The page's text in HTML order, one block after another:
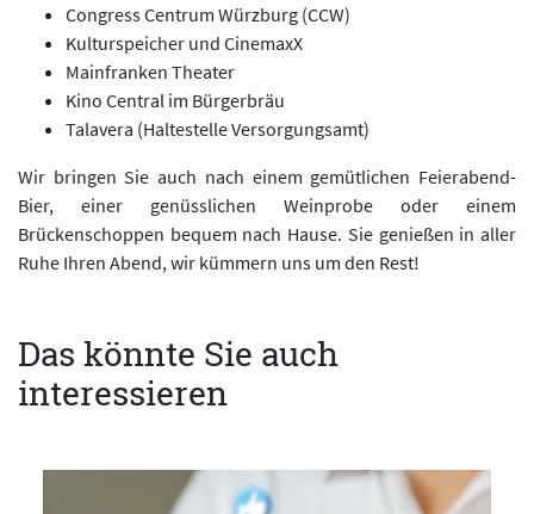
Congress Centrum Würzburg (CCW)
Kulturspeicher und CinemaxX
Mainfranken Theater
Kino Central im Bürgerbräu
Talavera (Haltestelle Versorgungsamt)
Wir bringen Sie auch nach einem gemütlichen Feierabend-
Bier, einer genüsslichen Weinprobe oder einem
Brückenschoppen bequem nach Hause. Sie genießen in aller
Ruhe Ihren Abend, wir kümmern uns um den Rest!
Das könnte Sie auch
interessieren